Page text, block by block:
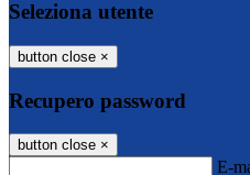
Seleziona utente
button close ×
Recupero password
button close ×
E-